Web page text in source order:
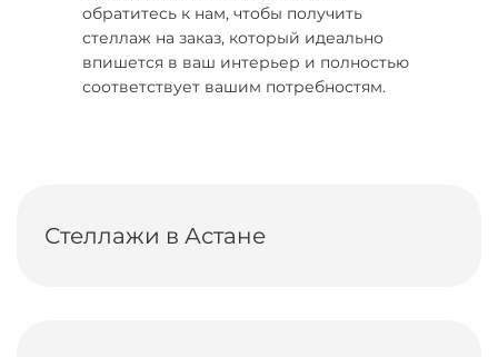
обратитесь к нам, чтобы получить
стеллаж на заказ, который идеально
впишется в ваш интерьер и полностью
соответствует вашим потребностям.
Стеллажи в Астане